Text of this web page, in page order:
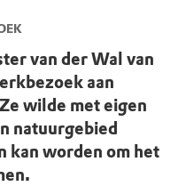
van der Wal van
aan
wilde met eigen
natuurgebied
kan worden om het